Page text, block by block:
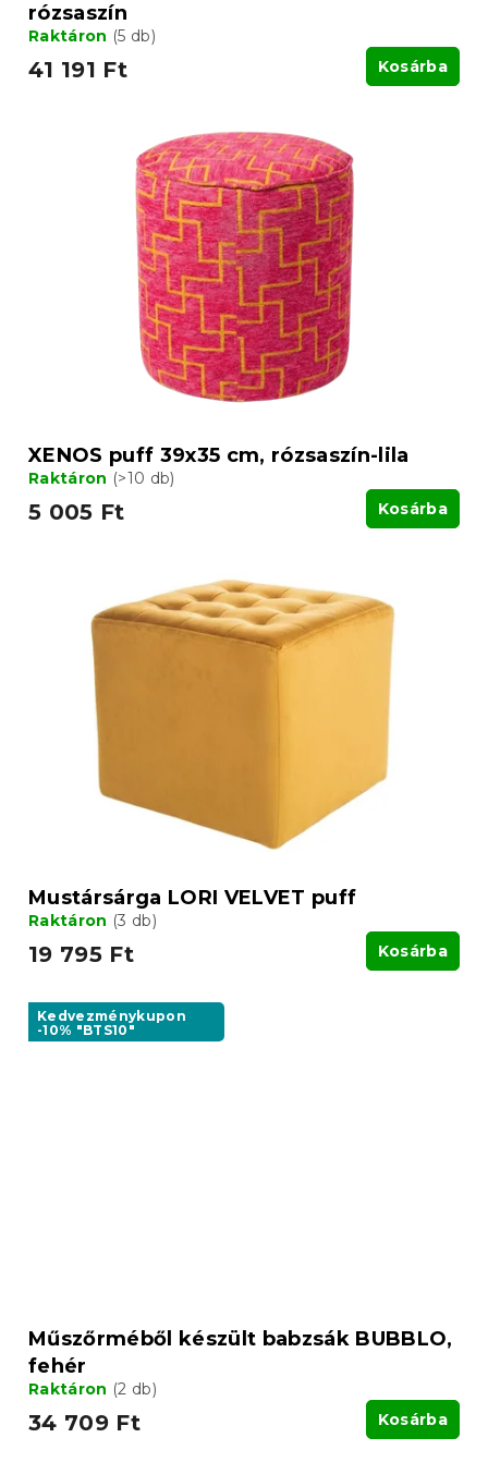
rózsaszín
Raktáron (5 db)
41 191 Ft Kosárba
XENOS puff 39x35 cm, rózsaszín-lila
Raktáron (>10 db)
5 005 Ft Kosárba
Mustársárga LORI VELVET puff
Raktáron (3 db)
19 795 Ft Kosárba
Kedvezménykupon
-10% "BTS10"
Műszőrméből készült babzsák BUBBLO,
fehér
Raktáron (2 db)
34 709 Ft Kosárba